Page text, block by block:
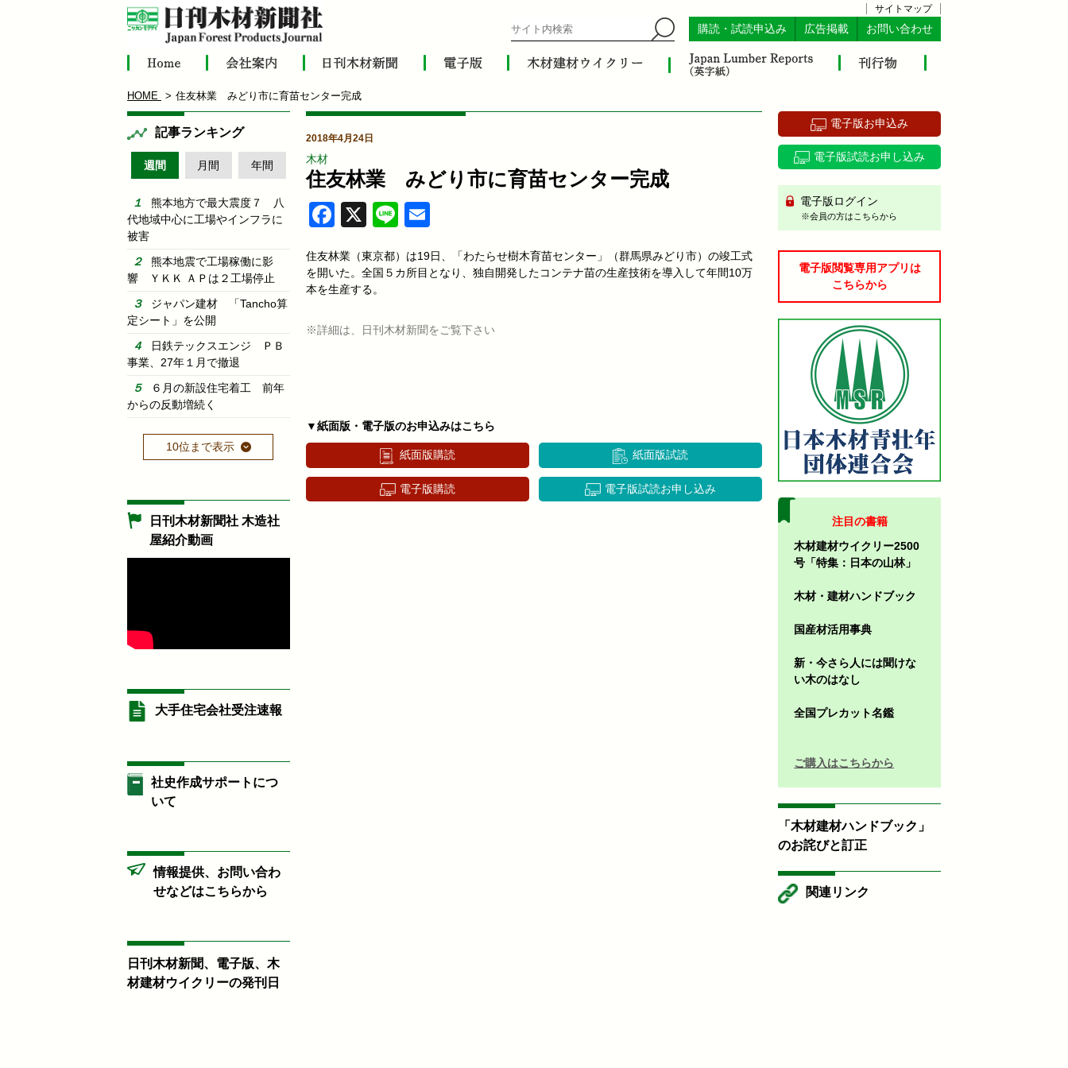
サイトマップ
購読・試読申込み 広告掲載 お問い合わせ
HOME 住友林業 みどり市に育苗センター完成
2018年4月24日
木材
住友林業 みどり市に育苗センター完成
Facebook
X Line
住友林業（東京都）は19日、「わたらせ樹木育苗センター」（群馬県みどり市）の竣工式
を開いた。全国５カ所目となり、独自開発したコンテナ苗の生産技術を導入して年間10万
本を生産する。
※詳細は、日刊木材新聞をご覧下さい
▼紙面版・電子版のお申込みはこちら
紙面版購読 紙面版試読
電子版購読 電子版試読お申し込み
記事ランキング
週間 月間 年間
熊本地方で最大震度７ 八
代地域中心に工場やインフラに
被害
熊本地震で工場稼働に影
響 ＹＫＫ ＡＰは２工場停止
ジャパン建材 「Tancho算
定シート」を公開
日鉄テックスエンジ ＰＢ
事業、27年１月で撤退
６月の新設住宅着工 前年
からの反動増続く
10位まで表示
日刊木材新聞社 木造社
屋紹介動画
大手住宅会社受注速報
社史作成サポートにつ
いて
情報提供、お問い合わ
せなどはこちらから
日刊木材新聞、電子版、木
材建材ウイクリーの発刊日
電子版お申込み
電子版試読お申し込み
電子版ログイン
※会員の方はこちらから
電子版閲覧専用アプリは
こちらから
注目の書籍
木材建材ウイクリー2500
号「特集：日本の山林」
木材・建材ハンドブック
国産材活用事典
新・今さら人には聞けな
い木のはなし
全国プレカット名鑑
ご購入はこちらから
「木材建材ハンドブック」
のお詫びと訂正
関連リンク